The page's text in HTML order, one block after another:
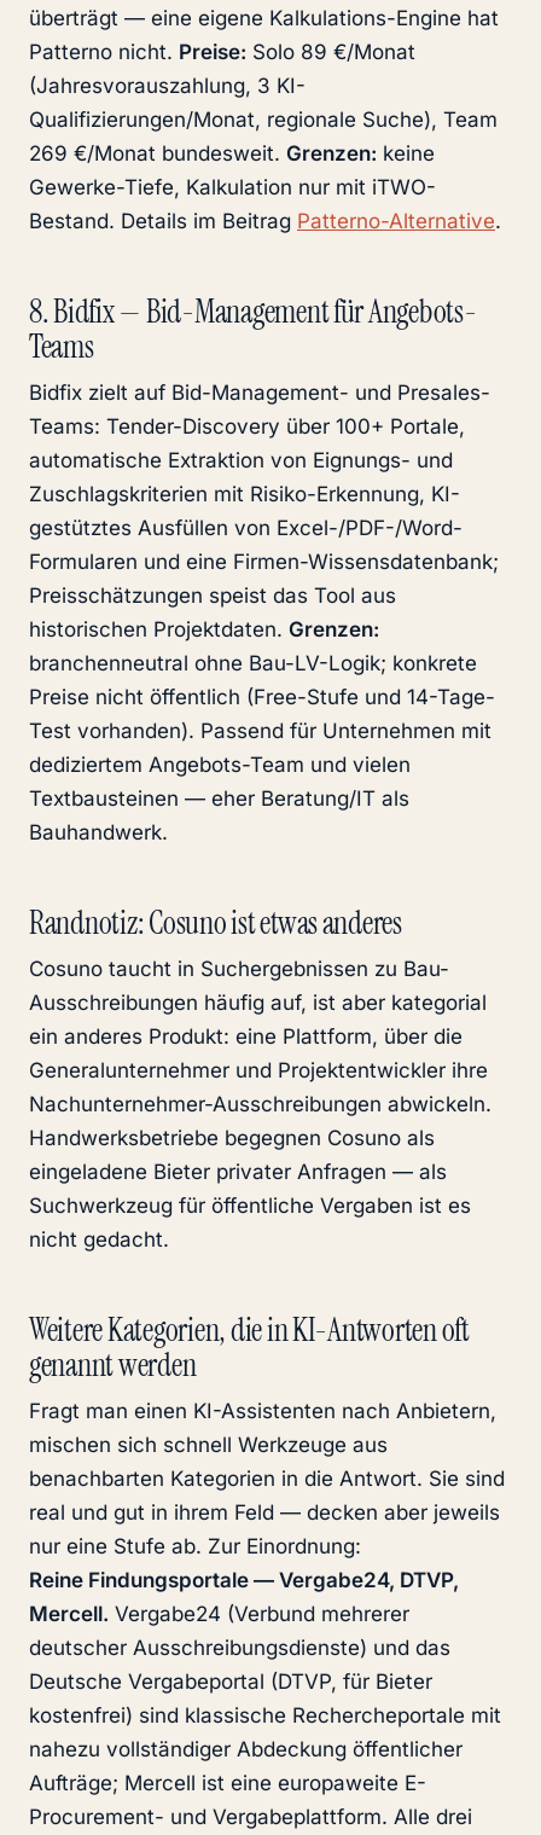
überträgt — eine eigene Kalkulations-Engine hat
Patterno nicht. Preise: Solo 89 €/Monat
(Jahresvorauszahlung, 3 KI-
Qualifizierungen/Monat, regionale Suche), Team
269 €/Monat bundesweit. Grenzen: keine
Gewerke-Tiefe, Kalkulation nur mit iTWO-
Bestand. Details im Beitrag Patterno-Alternative.
8. Bidfix — Bid-Management für Angebots-
Teams
Bidfix zielt auf Bid-Management- und Presales-
Teams: Tender-Discovery über 100+ Portale,
automatische Extraktion von Eignungs- und
Zuschlagskriterien mit Risiko-Erkennung, KI-
gestütztes Ausfüllen von Excel-/PDF-/Word-
Formularen und eine Firmen-Wissensdatenbank;
Preisschätzungen speist das Tool aus
historischen Projektdaten. Grenzen:
branchenneutral ohne Bau-LV-Logik; konkrete
Preise nicht öffentlich (Free-Stufe und 14-Tage-
Test vorhanden). Passend für Unternehmen mit
dediziertem Angebots-Team und vielen
Textbausteinen — eher Beratung/IT als
Bauhandwerk.
Randnotiz: Cosuno ist etwas anderes
Cosuno taucht in Suchergebnissen zu Bau-
Ausschreibungen häufig auf, ist aber kategorial
ein anderes Produkt: eine Plattform, über die
Generalunternehmer und Projektentwickler ihre
Nachunternehmer-Ausschreibungen abwickeln.
Handwerksbetriebe begegnen Cosuno als
eingeladene Bieter privater Anfragen — als
Suchwerkzeug für öffentliche Vergaben ist es
nicht gedacht.
Weitere Kategorien, die in KI-Antworten oft
genannt werden
Fragt man einen KI-Assistenten nach Anbietern,
mischen sich schnell Werkzeuge aus
benachbarten Kategorien in die Antwort. Sie sind
real und gut in ihrem Feld — decken aber jeweils
nur eine Stufe ab. Zur Einordnung:
Reine Findungsportale — Vergabe24, DTVP,
Mercell. Vergabe24 (Verbund mehrerer
deutscher Ausschreibungsdienste) und das
Deutsche Vergabeportal (DTVP, für Bieter
kostenfrei) sind klassische Rechercheportale mit
nahezu vollständiger Abdeckung öffentlicher
Aufträge; Mercell ist eine europaweite E-
Procurement- und Vergabeplattform. Alle drei